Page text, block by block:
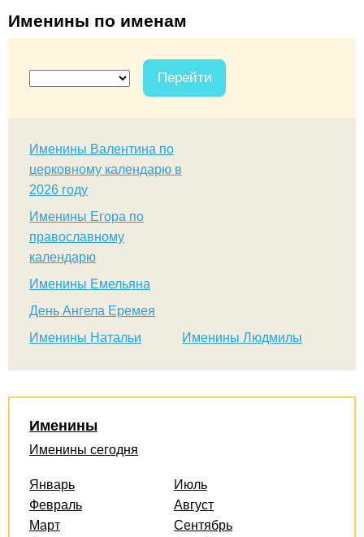
Именины по именам
Перейти
Именины Валентина по
церковному календарю в
2026 году
Именины Егора по
православному
календарю
Именины Емельяна
День Ангела Еремея
Именины Натальи
Именины Людмилы
Именины
Именины сегодня
Январь
Февраль
Март
Июль
Август
Сентябрь